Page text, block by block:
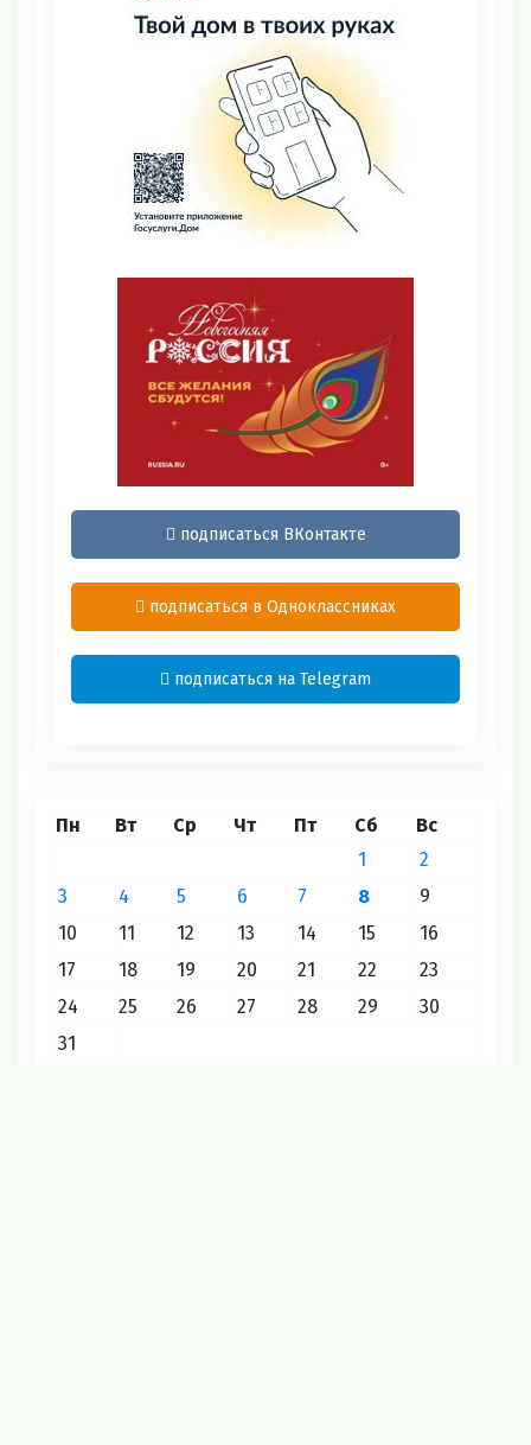
подписаться ВКонтакте
подписаться в Одноклассниках
подписаться на Telegram
Пн Вт Ср Чт Пт Сб Вс
1
2
3
4 5 6 7 8
9
10
11 12 13 14 15
16
17
18 19 20 21 22
23
24
25 26 27 28 29
30
31